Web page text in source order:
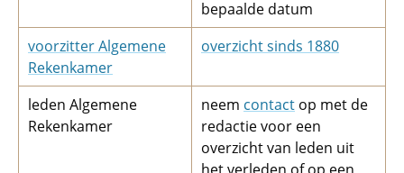
bepaalde datum
voorzitter Algemene
Rekenkamer
overzicht sinds 1880
leden Algemene
Rekenkamer
neem contact op met de
redactie voor een
overzicht van leden uit